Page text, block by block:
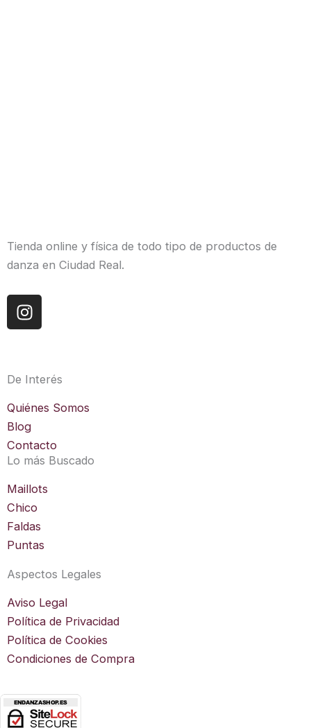
Tienda online y física de todo tipo de productos de
danza en Ciudad Real.
I
n
a
g
r
a
m
De Interés
Quiénes Somos
Blog
Contacto
Lo más Buscado
Maillots
Chico
Faldas
Puntas
Aspectos Legales
Aviso Legal
Política de Privacidad
Política de Cookies
Condiciones de Compra